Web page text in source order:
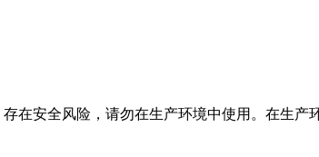
在安全风险，请勿在生产环境中使用。在生产